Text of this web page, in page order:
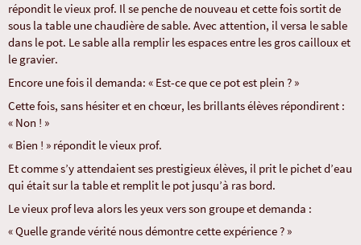
répondit le vieux prof. Il se penche de nouveau et cette fois sortit de
sous la table une chaudière de sable. Avec attention, il versa le sable
dans le pot. Le sable alla remplir les espaces entre les gros cailloux et
le gravier.
Encore une fois il demanda: « Est-ce que ce pot est plein ? »
Cette fois, sans hésiter et en chœur, les brillants élèves répondirent :
« Non ! »
« Bien ! » répondit le vieux prof.
Et comme s’y attendaient ses prestigieux élèves, il prit le pichet d’eau
qui était sur la table et remplit le pot jusqu’à ras bord.
Le vieux prof leva alors les yeux vers son groupe et demanda :
« Quelle grande vérité nous démontre cette expérience ? »